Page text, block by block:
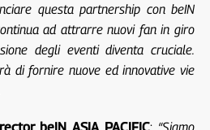
questa partnership con beIN
ad attrarre nuovi fan in giro
degli eventi diventa cruciale.
di fornire nuove ed innovative vie